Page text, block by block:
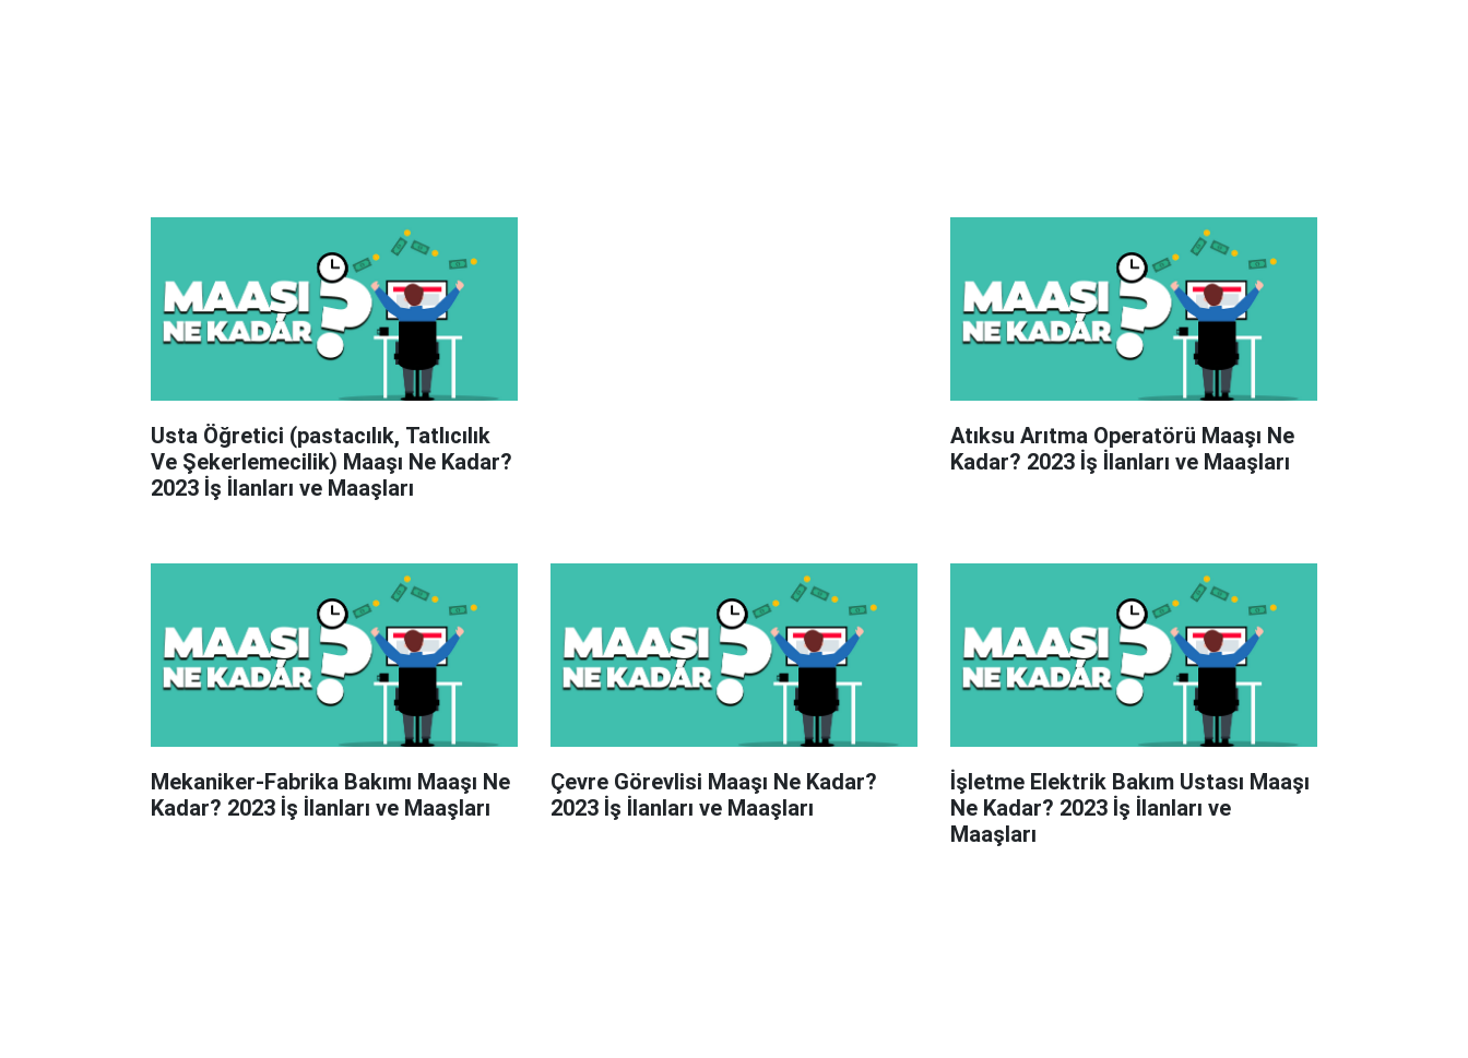
Usta Öğretici (pastacılık, Tatlıcılık
Ve Şekerlemecilik) Maaşı Ne Kadar?
2023 İş İlanları ve Maaşları
Atıksu Arıtma Operatörü Maaşı Ne
Kadar? 2023 İş İlanları ve Maaşları
Mekaniker-Fabrika Bakımı Maaşı Ne
Kadar? 2023 İş İlanları ve Maaşları
Çevre Görevlisi Maaşı Ne Kadar?
2023 İş İlanları ve Maaşları
İşletme Elektrik Bakım Ustası Maaşı
Ne Kadar? 2023 İş İlanları ve
Maaşları